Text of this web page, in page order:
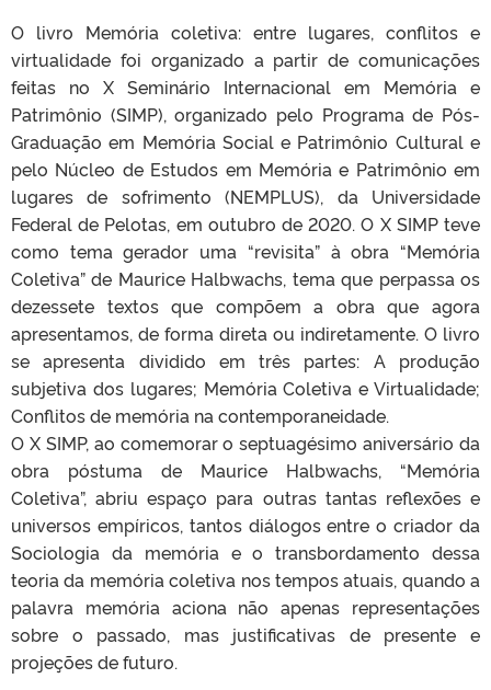
O livro Memória coletiva: entre lugares, conflitos e
virtualidade foi organizado a partir de comunicações
feitas no X Seminário Internacional em Memória e
Patrimônio (SIMP), organizado pelo Programa de Pós-
Graduação em Memória Social e Patrimônio Cultural e
pelo Núcleo de Estudos em Memória e Patrimônio em
lugares de sofrimento (NEMPLUS), da Universidade
Federal de Pelotas, em outubro de 2020. O X SIMP teve
como tema gerador uma “revisita” à obra “Memória
Coletiva” de Maurice Halbwachs, tema que perpassa os
dezessete textos que compõem a obra que agora
apresentamos, de forma direta ou indiretamente. O livro
se apresenta dividido em três partes: A produção
subjetiva dos lugares; Memória Coletiva e Virtualidade;
Conflitos de memória na contemporaneidade.
O X SIMP, ao comemorar o septuagésimo aniversário da
obra póstuma de Maurice Halbwachs, “Memória
Coletiva”, abriu espaço para outras tantas reflexões e
universos empíricos, tantos diálogos entre o criador da
Sociologia da memória e o transbordamento dessa
teoria da memória coletiva nos tempos atuais, quando a
palavra memória aciona não apenas representações
sobre o passado, mas justificativas de presente e
projeções de futuro.